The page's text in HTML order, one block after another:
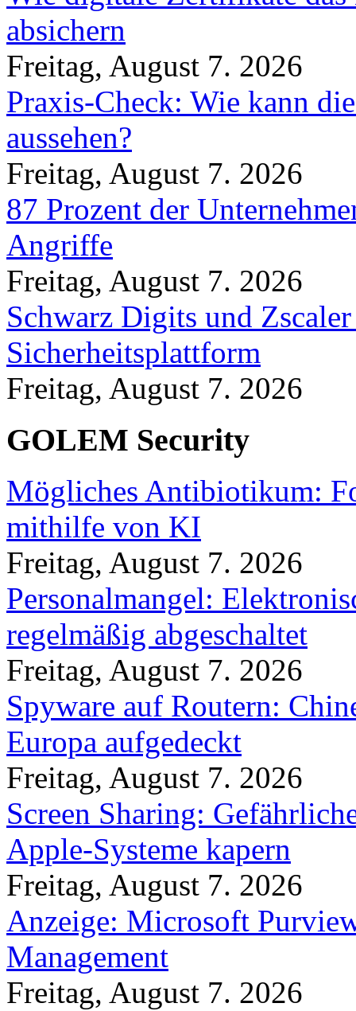
absichern
Freitag, August 7. 2026
Praxis-Check: Wie kann
aussehen?
Freitag, August 7. 2026
87 Prozent der
Angriffe
Freitag, August 7. 2026
Schwarz Digits und
Sicherheitsplattform
Freitag, August 7. 2026
GOLEM Security
Mögliches Antibiotikum:
mithilfe von KI
Freitag, August 7. 2026
Personalmangel:
regelmäßig abgeschaltet
Freitag, August 7. 2026
Spyware auf Routern:
Europa aufgedeckt
Freitag, August 7. 2026
Screen Sharing:
Apple-Systeme kapern
Freitag, August 7. 2026
Anzeige: Microsoft
Management
Freitag, August 7. 2026